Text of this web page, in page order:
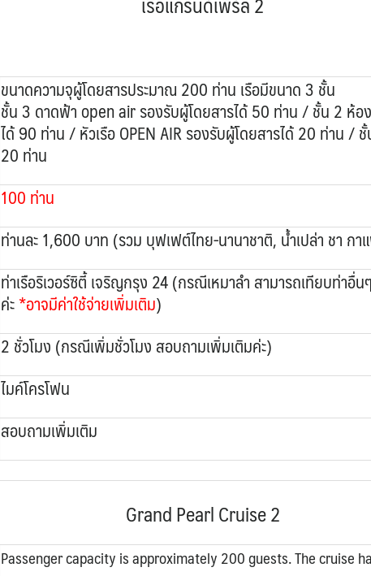
ขนาดความจุผู้โดยสารประมาณ 200 ท่าน เรือมีขนาด 3 ชั้น
ชั้น 3 ดาดฟ้า open air รองรับผู้โดยสารได้ 50 ท่าน / ชั้น 2 ห้อ
ได้ 90 ท่าน / หัวเรือ OPEN AIR รองรับผู้โดยสารได้ 20 ท่าน /
20 ท่าน
100 ท่าน
ท่านละ 1,600 บาท (รวม บุฟเฟต์ไทย-นานาชาติ, น้ำเปล่า ชา ก
ท่าเรือริเวอร์ซิตี้ เจริญกรุง 24 (กรณีเหมาลำ สามารถเทียบท่าอื่
ค่ะ*อาจมีค่าใช้จ่ายเพิ่มเติม)
2 ชั่วโมง (กรณีเพิ่มชั่วโมง สอบถามเพิ่มเติมค่ะ)
ไมค์โครโฟน
สอบถามเพิ่มเติม
Grand Pearl Cruise 2
Passenger capacity is approximately 200 guests. The cruise